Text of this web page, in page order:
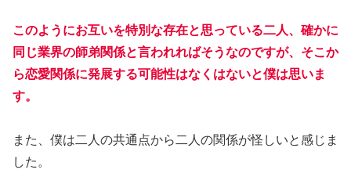
このようにお互いを特別な存在と思っている二人、確かに
同じ業界の師弟関係と言われればそうなのですが、そこか
ら恋愛関係に発展する可能性はなくはないと僕は思いま
す。
また、僕は二人の共通点から二人の関係が怪しいと感じま
した。